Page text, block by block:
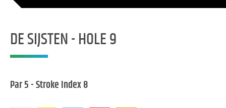
DE SIJSTEN - HOLE 9
Par 5 - Stroke Index 8